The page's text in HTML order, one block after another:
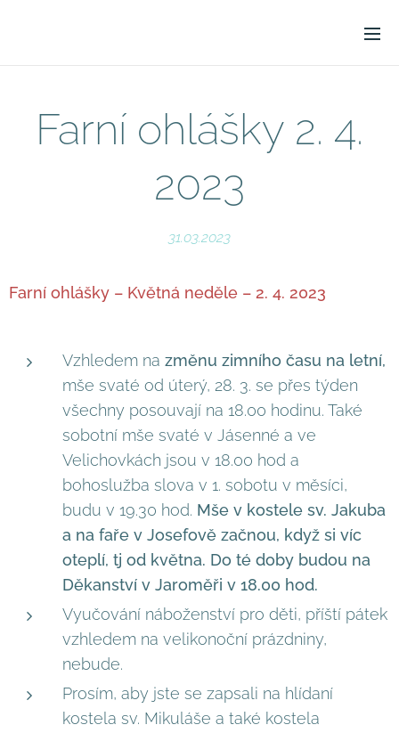
Farní ohlášky 2. 4.
2023
31.03.2023
Farní ohlášky – Květná neděle – 2. 4. 2023
Vzhledem na změnu zimního času na letní,
mše svaté od úterý, 28. 3. se přes týden
všechny posouvají na 18.00 hodinu. Také
sobotní mše svaté v Jásenné a ve
Velichovkách jsou v 18.00 hod a
bohoslužba slova v 1. sobotu v měsíci,
budu v 19.30 hod. Mše v kostele sv. Jakuba
a na faře v Josefově začnou, když si víc
oteplí, tj od května. Do té doby budou na
Děkanství v Jaroměři v 18.00 hod.
Vyučování náboženství pro děti, příští pátek
vzhledem na velikonoční prázdniny,
nebude.
Prosím, aby jste se zapsali na hlídaní
kostela sv. Mikuláše a také kostela